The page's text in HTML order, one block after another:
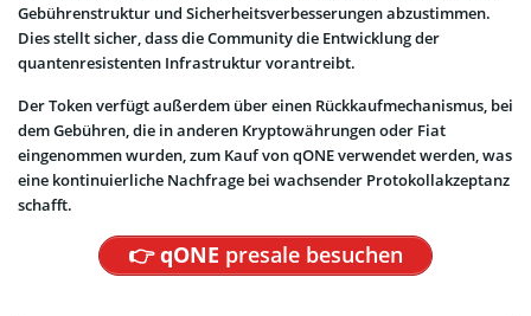
Gebührenstruktur und Sicherheitsverbesserungen abzustimmen.
Dies stellt sicher, dass die Community die Entwicklung der
quantenresistenten Infrastruktur vorantreibt.
Der Token verfügt außerdem über einen Rückkaufmechanismus, bei
dem Gebühren, die in anderen Kryptowährungen oder Fiat
eingenommen wurden, zum Kauf von qONE verwendet werden, was
eine kontinuierliche Nachfrage bei wachsender Protokollakzeptanz
schafft.
👉qONE presale besuchen